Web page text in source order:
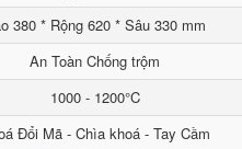
380 * Rộng 620 * Sâu 330 mm
An Toàn Chống trộm
1000 - 1200°C
Đổi Mã - Chìa khoá - Tay Cầm